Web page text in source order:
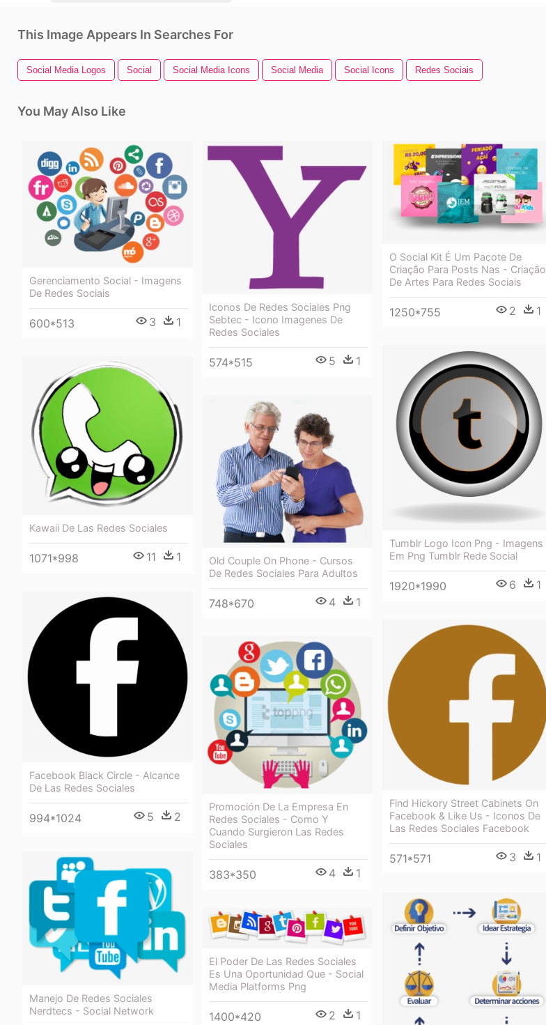
This Image Appears In Searches For
Social Media Logos Social Social Media Icons Social Media Social Icons Redes Sociais
You May Also Like
Gerenciamento Social - Imagens
De Redes Sociais
600*513 3 1
Iconos De Redes Sociales Png
Sebtec - Icono Imagenes De
Redes Sociales
574*515 5 1
O Social Kit É Um Pacote De
Criação Para Posts Nas - Criação
De Artes Para Redes Sociais
1250*755 2 1
Tumblr Logo Icon Png - Imagens
Em Png Tumblr Rede Social
1920*1990 6 1
Kawaii De Las Redes Sociales
1071*998 11 1
Old Couple On Phone - Cursos
De Redes Sociales Para Adultos
748*670 4 1
Facebook Black Circle - Alcance
De Las Redes Sociales
994*1024 5 2
Find Hickory Street Cabinets On
Facebook & Like Us - Iconos De
Las Redes Sociales Facebook
571*571 3 1
Promoción De La Empresa En
Redes Sociales - Como Y
Cuando Surgieron Las Redes
Sociales
383*350 4 1
Manejo De Redes Sociales
Nerdtecs - Social Network
El Poder De Las Redes Sociales
Es Una Oportunidad Que - Social
Media Platforms Png
1400*420 2 1